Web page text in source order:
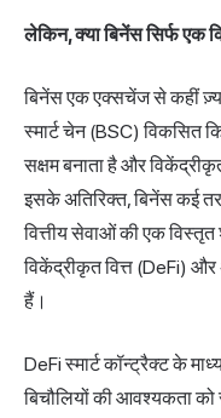
लेकिन, क्या बिनेंस सिर्फ एक
बिनेंस एक एक्सचेंज से कहीं
स्मार्ट चेन(BSC) विकसित
सक्षम बनाता है और
इसके अतिरिक्त, बिनेंस कई
वित्तीय सेवाओं की एक
विकेंद्रीकृत वित्त (DeFi) और
हैं।
DeFi स्मार्ट कॉन्ट्रैक्ट के
बिचौलियों की आवश्यकता को